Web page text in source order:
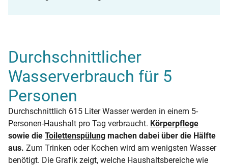
Durchschnittlicher
Wasserverbrauch für 5
Personen
Durchschnittlich 615 Liter Wasser werden in einem 5-
Personen-Haushalt pro Tag verbraucht. Körperpflege
sowie die Toilettenspülung machen dabei über die Hälfte
aus. Zum Trinken oder Kochen wird am wenigsten Wasser
benötigt. Die Grafik zeigt, welche Haushaltsbereiche wie